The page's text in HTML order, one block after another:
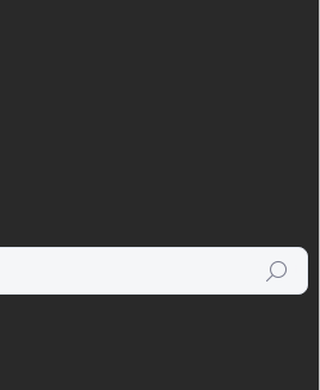
Hledat